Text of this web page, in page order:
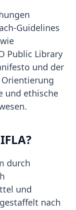
Guidelines
Public Library
und der
Orientierung
und ethische
durch
und
nach